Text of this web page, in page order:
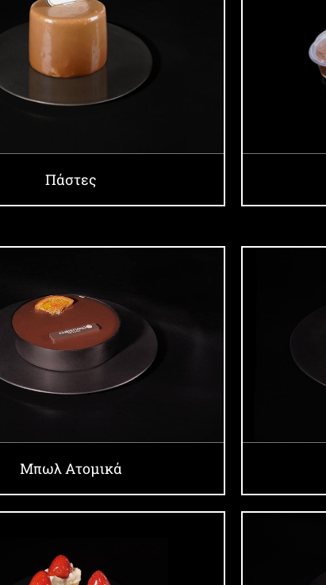
Πάστες
Μπωλ Ατομικά